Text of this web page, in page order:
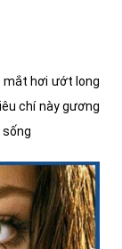
mắt hơi ướt long
chí này gương